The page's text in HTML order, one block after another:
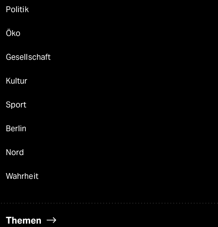
Politik
Öko
Gesellschaft
Kultur
Sport
Berlin
Nord
Wahrheit
Themen